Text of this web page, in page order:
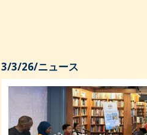
3/3/26/ニュース